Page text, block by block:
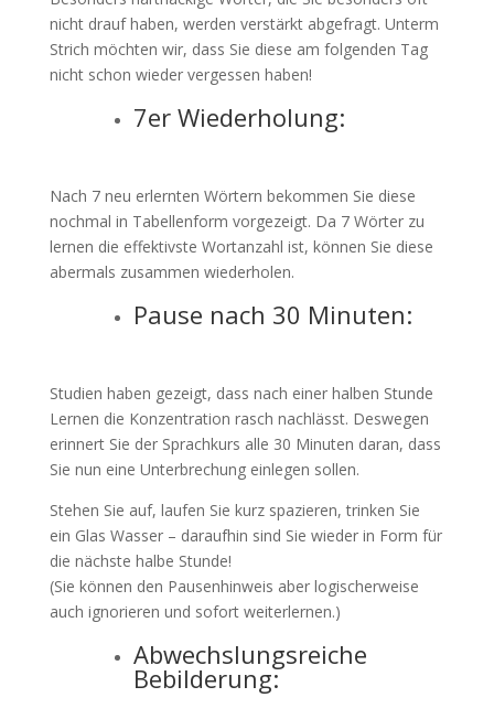
nicht drauf haben, werden verstärkt abgefragt. Unterm
Strich möchten wir, dass Sie diese am folgenden Tag
nicht schon wieder vergessen haben!
7er Wiederholung:
Nach 7 neu erlernten Wörtern bekommen Sie diese
nochmal in Tabellenform vorgezeigt. Da 7 Wörter zu
lernen die effektivste Wortanzahl ist, können Sie diese
abermals zusammen wiederholen.
Pause nach 30 Minuten:
Studien haben gezeigt, dass nach einer halben Stunde
Lernen die Konzentration rasch nachlässt. Deswegen
erinnert Sie der Sprachkurs alle 30 Minuten daran, dass
Sie nun eine Unterbrechung einlegen sollen.
Stehen Sie auf, laufen Sie kurz spazieren, trinken Sie
ein Glas Wasser – daraufhin sind Sie wieder in Form für
die nächste halbe Stunde!
(Sie können den Pausenhinweis aber logischerweise
auch ignorieren und sofort weiterlernen.)
Abwechslungsreiche
Bebilderung: